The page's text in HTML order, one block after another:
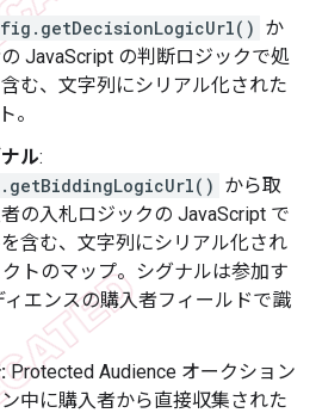
か
JavaScript の判断ロジックで処
む、文字列にシリアル化された
。
ル:
から取
の入札ロジックの JavaScript で
含む、文字列にシリアル化され
トのマップ。シグナルは参加す
ィエンスの購入者フィールドで識
Protected Audience オークション
中に購入者から直接収集された